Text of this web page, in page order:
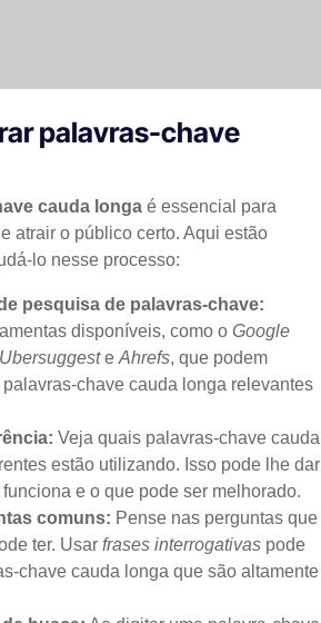
palavras-chave
cauda longa é essencial para
atrair o público certo. Aqui estão
lo nesse processo:
pesquisa de palavras-chave:
disponíveis, como oGoogle
UbersuggesteAhrefs, que podem
chave cauda longa relevantes
Veja quais palavras-chave cauda
estão utilizando. Isso pode lhe dar
e o que pode ser melhorado.
comuns: Pense nas perguntas que
ter. Usarfrases interrogativas pode
chave cauda longa que são altamente